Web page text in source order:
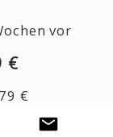
vor
€
€